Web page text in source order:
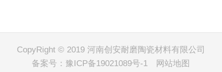
CopyRight © 2019 河南创安耐磨陶瓷材料有限公司
备案号： 豫ICP备19021089号-1
网站地图